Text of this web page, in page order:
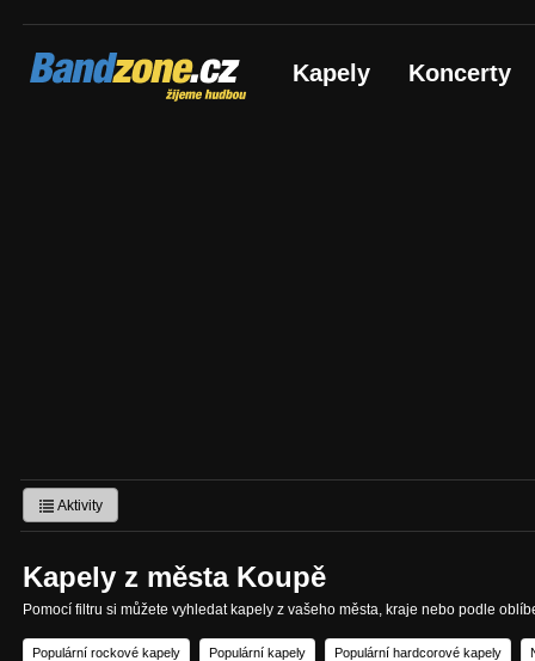
Bandzone.cz
žijeme hudbou Kapely Koncerty
Aktivity
Kapely z města Koupě
Pomocí filtru si můžete vyhledat kapely z vašeho města, kraje nebo podle
Populární rockové kapely Populární kapely Populární hardcorové kapely